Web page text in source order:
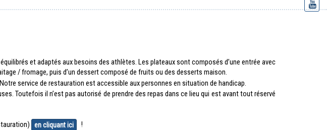
et adaptés aux besoins des athlètes. Les plateaux sont composés d’une entrée avec
/ fromage, puis d’un dessert composé de fruits ou des desserts maison.
service de restauration est accessible aux personnes en situation de handicap.
Toutefois il n’est pas autorisé de prendre des repas dans ce lieu qui est avant tout réservé
en cliquant ici !